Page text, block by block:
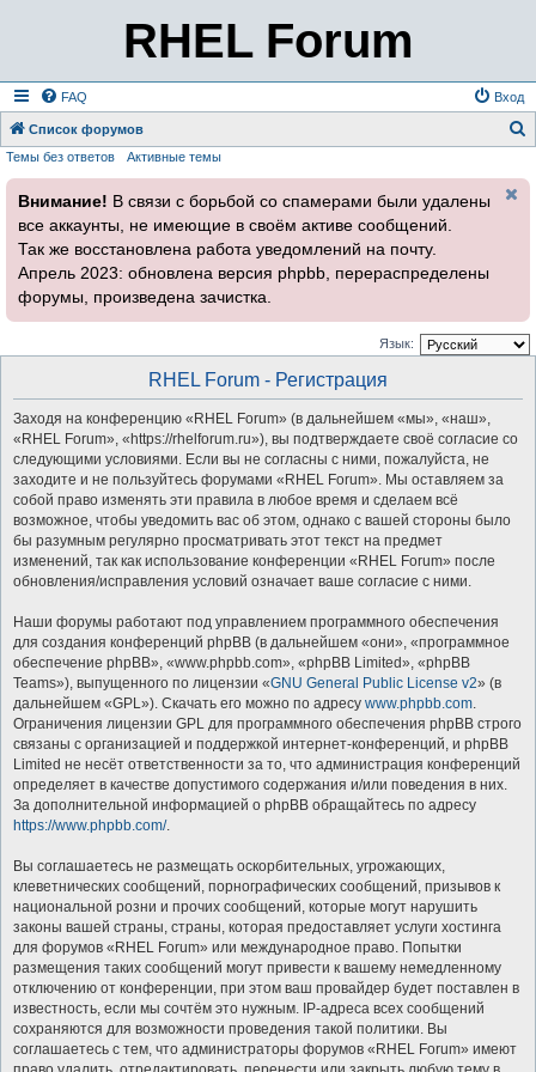
RHEL Forum
FAQ Вход
Список форумов
и
Темы без ответов Активные темы
Внимание! В связи с борьбой со спамерами были удалены
все аккаунты, не имеющие в своём активе сообщений.
Так же восстановлена работа уведомлений на почту.
Апрель 2023: обновлена версия phpbb, перераспределены
форумы, произведена зачистка.
Язык:
RHEL Forum - Регистрация
Заходя на конференцию «RHEL Forum» (в дальнейшем «мы», «наш»,
«RHEL Forum», «https://rhelforum.ru»), вы подтверждаете своё согласие со
следующими условиями. Если вы не согласны с ними, пожалуйста, не
заходите и не пользуйтесь форумами «RHEL Forum». Мы оставляем за
собой право изменять эти правила в любое время и сделаем всё
возможное, чтобы уведомить вас об этом, однако с вашей стороны было
бы разумным регулярно просматривать этот текст на предмет
изменений, так как использование конференции «RHEL Forum» после
обновления/исправления условий означает ваше согласие с ними.
Наши форумы работают под управлением программного обеспечения
для создания конференций phpBB (в дальнейшем «они», «программное
обеспечение phpBB», «www.phpbb.com», «phpBB Limited», «phpBB
Teams»), выпущенного по лицензии «GNU General Public License v2» (в
дальнейшем «GPL»). Скачать его можно по адресу www.phpbb.com.
Ограничения лицензии GPL для программного обеспечения phpBB строго
связаны с организацией и поддержкой интернет-конференций, и phpBB
Limited не несёт ответственности за то, что администрация конференций
определяет в качестве допустимого содержания и/или поведения в них.
За дополнительной информацией о phpBB обращайтесь по адресу
https://www.phpbb.com/.
Вы соглашаетесь не размещать оскорбительных, угрожающих,
клеветнических сообщений, порнографических сообщений, призывов к
национальной розни и прочих сообщений, которые могут нарушить
законы вашей страны, страны, которая предоставляет услуги хостинга
для форумов «RHEL Forum» или международное право. Попытки
размещения таких сообщений могут привести к вашему немедленному
отключению от конференции, при этом ваш провайдер будет поставлен в
известность, если мы сочтём это нужным. IP-адреса всех сообщений
сохраняются для возможности проведения такой политики. Вы
соглашаетесь с тем, что администраторы форумов «RHEL Forum» имеют